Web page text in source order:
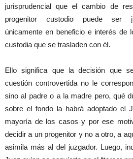
jurisprudencial que el cambio de
progenitor custodio puede ser
únicamente en beneficio e interés de
custodia que se trasladen con él.
Ello significa que la decisión que
cuestión controvertida no le
sino al padre o a la madre pero, qué
sobre el fondo la habrá adoptado el
mayoría de los casos y por ese
decidir a un progenitor y no a otro, a
asimila más al del juzgador. Luego,